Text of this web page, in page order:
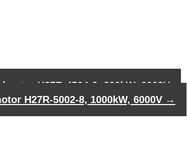
H27R-4504-8, 800kW, 6000V
H27R-5002-8, 1000kW, 6000V →